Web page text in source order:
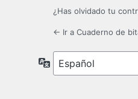
¿Has olvidado tu
← Ir a Cuaderno de
Idioma